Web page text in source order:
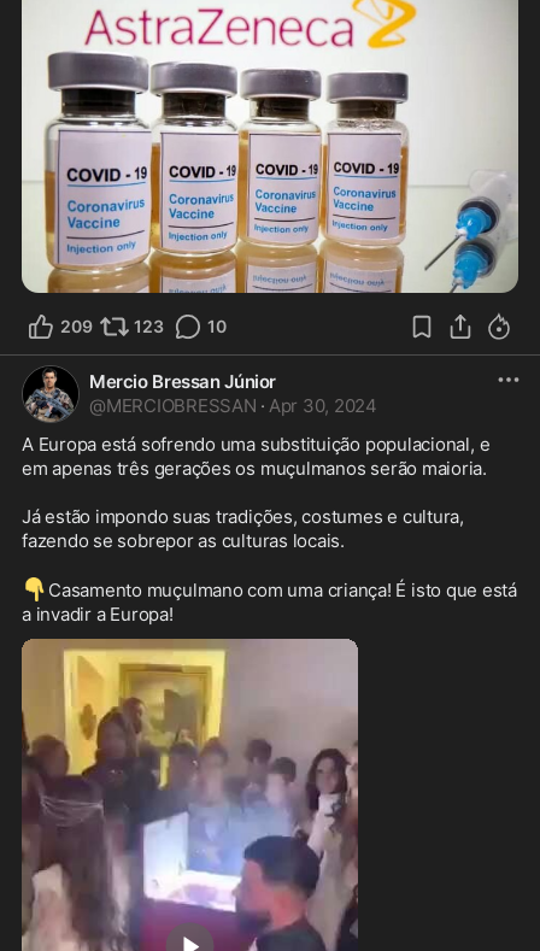
209 123 10
Mercio Bressan Júnior
@MERCIOBRESSAN · Apr 30, 2024
A Europa está sofrendo uma substituição populacional, e
em apenas três gerações os muçulmanos serão maioria.
Já estão impondo suas tradições, costumes e cultura,
fazendo se sobrepor as culturas locais.
👇 Casamento muçulmano com uma criança! É isto que está
a invadir a Europa!